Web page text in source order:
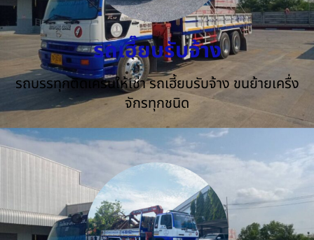
รถเฮี๊ยบรับจ้าง
รถบรรทุกติดเครนให้เช่า รถเฮี้ยบรับจ้าง ขนย้ายเครื่ง
จักรทุกชนิด